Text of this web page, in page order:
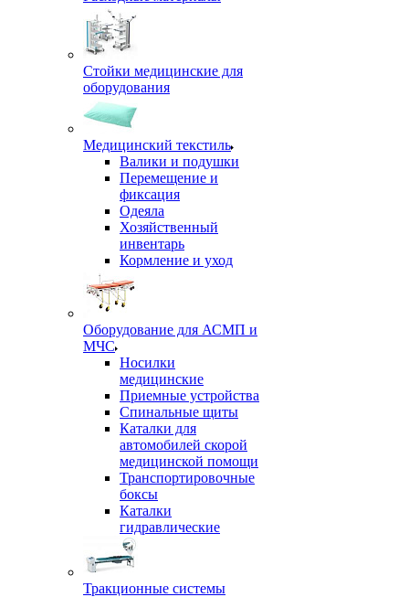
Стойки медицинские для
оборудования
Медицинский текстиль
Валики и подушки
Перемещение и
фиксация
Одеяла
Хозяйственный
инвентарь
Кормление и уход
Оборудование для АСМП и
МЧС
Носилки
медицинские
Приемные устройства
Спинальные щиты
Каталки для
автомобилей скорой
медицинской помощи
Транспортировочные
боксы
Каталки
гидравлические
Тракционные системы